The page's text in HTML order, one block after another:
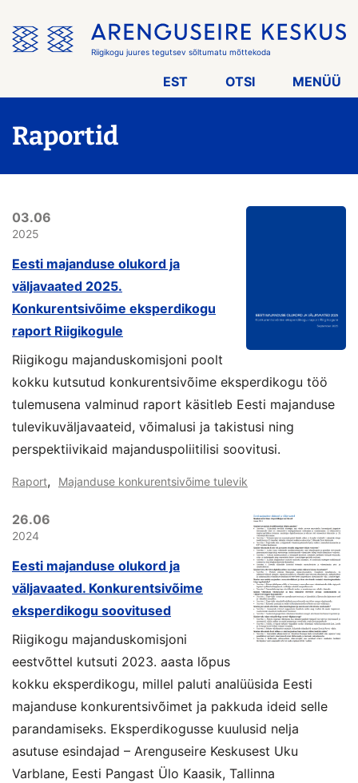
menüü
vahele
Riigikogu juures tegutsev sõltumatu mõttekoda
EST OTSI MENÜÜ
Raportid
03.06
2025
Eesti majanduse olukord ja
väljavaated 2025.
Konkurentsivõime eksperdikogu
raport Riigikogule
Riigikogu majanduskomisjoni poolt
kokku kutsutud konkurentsivõime eksperdikogu töö
tulemusena valminud raport käsitleb Eesti majanduse
tulevikuväljavaateid, võimalusi ja takistusi ning
perspektiivikaid majanduspoliitilisi soovitusi.
Raport, Majanduse konkurentsivõime tulevik
26.06
2024
Eesti majanduse olukord ja
väljavaated. Konkurentsivõime
eksperdikogu soovitused
Riigikogu majanduskomisjoni
eestvõttel kutsuti 2023. aasta lõpus
kokku eksperdikogu, millel paluti analüüsida Eesti
majanduse konkurentsivõimet ja pakkuda ideid selle
parandamiseks. Eksperdikogusse kuulusid nelja
asutuse esindajad – Arenguseire Keskusest Uku
Varblane, Eesti Pangast Ülo Kaasik, Tallinna